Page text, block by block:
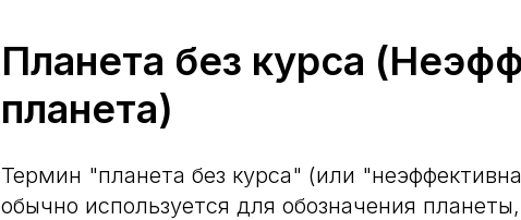
Планета без курса
планета)
Термин "планета без курса" (или
обычно используется для обозначения